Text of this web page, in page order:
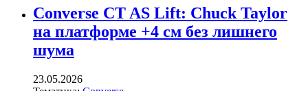
Converse CT AS Lift: Chuck Taylor
на платформе +4 см без лишнего
шума
23.05.2026